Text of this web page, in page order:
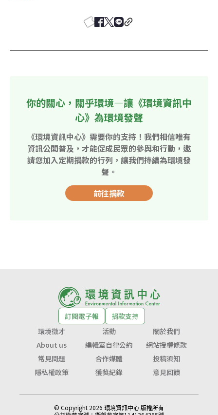
你的關心，關乎環境—讓《環境資訊中
心》為環境發聲
《環境資訊中心》需要你的支持！我們相信唯有
資訊公開普及，才能促成民眾的參與和行動，邀
請您加入定期捐款的行列，讓我們持續為環境發
聲。
前往捐款
訂閱電子報
捐款支持
環境徵才
活動
關於我們
About us
編輯室自律公約
網站授權條款
常見問題
合作媒體
投稿須知
隱私權政策
獲獎紀錄 意見回饋
© Copyright 2026 環境資訊中心 版權所有